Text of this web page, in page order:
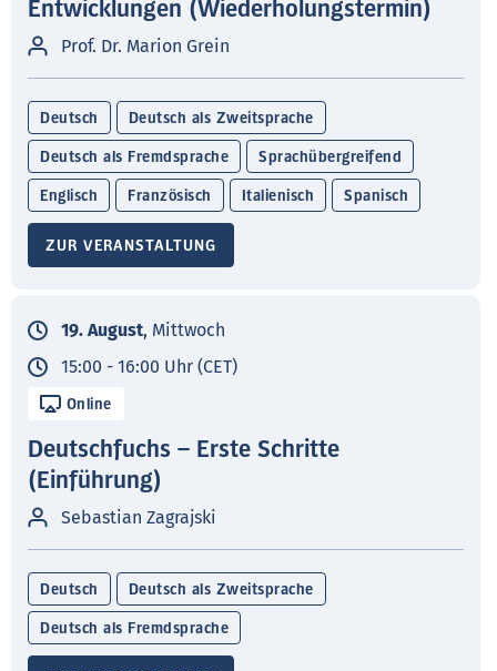
Entwicklungen (Wiederholungstermin)
Prof. Dr. Marion Grein
Deutsch Deutsch als Zweitsprache
Deutsch als Fremdsprache Sprachübergreifend
Englisch Französisch Italienisch Spanisch
ZUR VERANSTALTUNG
19. August, Mittwoch
15:00 - 16:00 Uhr (CET)
Online
Deutschfuchs – Erste Schritte
(Einführung)
Sebastian Zagrajski
Deutsch Deutsch als Zweitsprache
Deutsch als Fremdsprache